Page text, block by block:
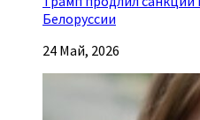
Белоруссии
24 Май, 2026